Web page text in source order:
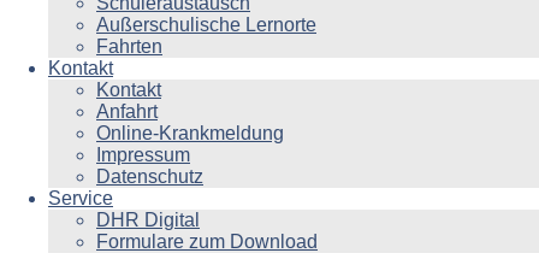
Außerschulische Lernorte
Fahrten
Kontakt
Kontakt
Anfahrt
Online-Krankmeldung
Impressum
Datenschutz
Service
DHR Digital
Formulare zum Download